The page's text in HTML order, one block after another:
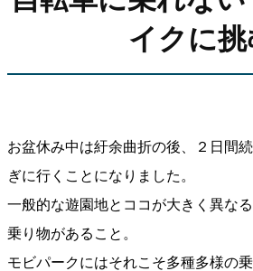
イクに挑
お盆休み中は紆余曲折の後、２日間
ぎに行くことになりました。
一般的な遊園地とココが大きく異な
乗り物があること。
モビパークにはそれこそ多種多様の